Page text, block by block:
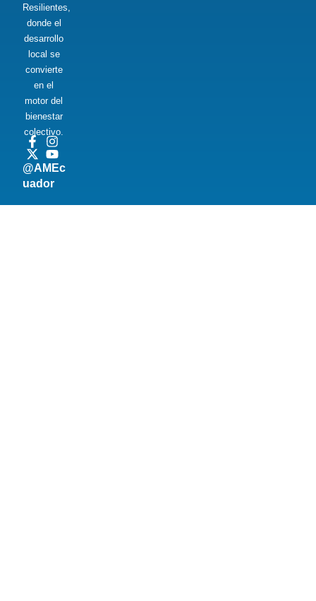
Resilientes,
donde el
desarrollo
local se
convierte
en el
motor del
bienestar
colectivo.
@AMEc
uador